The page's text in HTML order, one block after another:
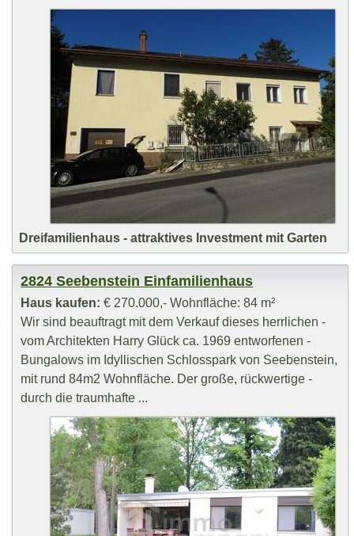
Dreifamilienhaus - attraktives Investment mit Garten
2824 Seebenstein Einfamilienhaus
Haus kaufen: € 270.000,- Wohnfläche: 84 m²
Wir sind beauftragt mit dem Verkauf dieses herrlichen -
vom Architekten Harry Glück ca. 1969 entworfenen -
Bungalows im Idyllischen Schlosspark von Seebenstein,
mit rund 84m2 Wohnfläche. Der große, rückwertige -
durch die traumhafte ...